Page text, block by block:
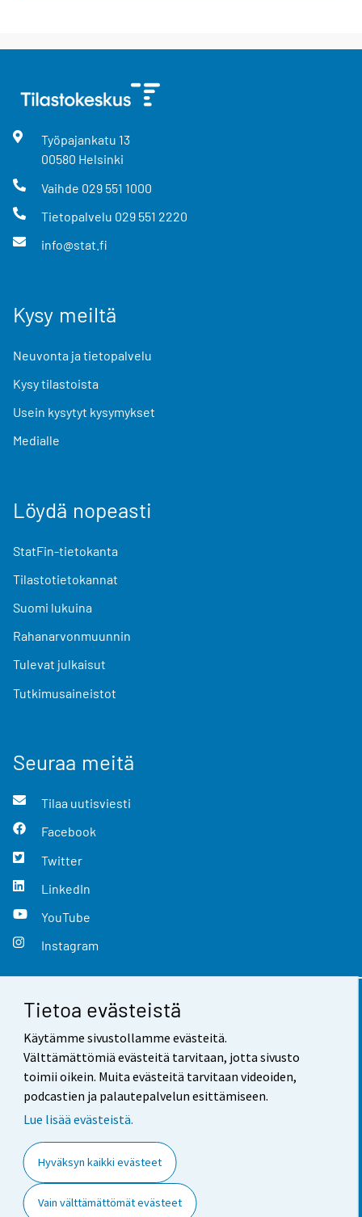
Tietoa evästeistä
Käytämme sivustollamme evästeitä.
Välttämättömiä evästeitä tarvitaan, jotta sivusto
toimii oikein. Muita evästeitä tarvitaan videoiden,
podcastien ja palautepalvelun esittämiseen.
Lue lisää evästeistä.
Hyväksyn kaikki evästeet
Vain välttämättömät evästeet
Työpajankatu 13
00580 Helsinki
Vaihde 029 551 1000
Tietopalvelu 029 551 2220
info@stat.fi
Kysy meiltä
Neuvonta ja tietopalvelu
Kysy tilastoista
Usein kysytyt kysymykset
Medialle
Löydä nopeasti
StatFin-tietokanta
Tilastotietokannat
Suomi lukuina
Rahanarvonmuunnin
Tulevat julkaisut
Tutkimusaineistot
Seuraa meitä
Tilaa uutisviesti
Facebook
Twitter
LinkedIn
YouTube
Instagram
Yhteystiedot
Palaute
Käyttöehdot
Saavutettavuus
Tietoa sivustosta
Evästeasetukset